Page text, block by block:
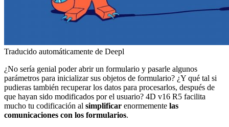
Traducido automáticamente de Deepl
¿No sería genial poder abrir un formulario y pasarle algunos
parámetros para inicializar sus objetos de formulario? ¿Y qué tal si
pudieras también recuperar los datos para procesarlos, después de
que hayan sido modificados por el usuario? 4D v16 R5 facilita
mucho tu codificación al simplificar enormemente las
comunicaciones con los formularios.